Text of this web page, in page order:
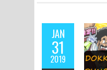
JAN
31
2019